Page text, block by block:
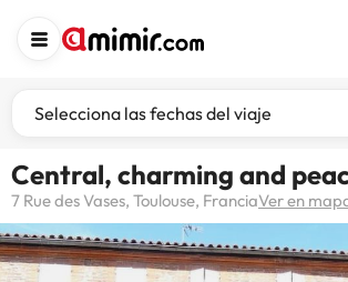
Selecciona las fechas del viaje
Central, charming and
7 Rue des Vases, Toulouse, FranciaVer en